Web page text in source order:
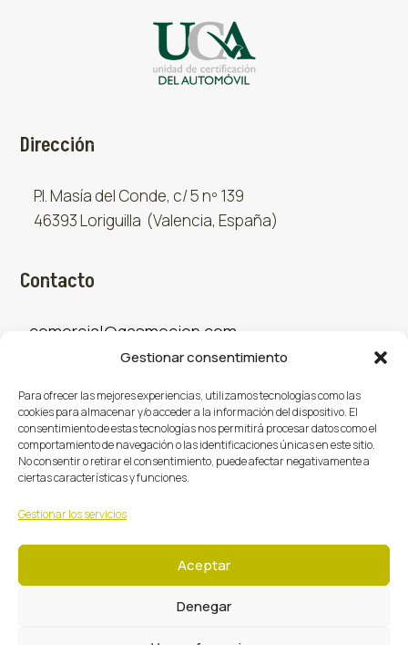
Gestionar consentimiento
Para ofrecer las mejores experiencias, utilizamos tecnologías como las
cookies para almacenar y/o acceder a la información del dispositivo. El
consentimiento de estas tecnologías nos permitirá procesar datos como el
comportamiento de navegación o las identificaciones únicas en este sitio.
No consentir o retirar el consentimiento, puede afectar negativamente a
ciertas características y funciones.
Gestionar los servicios
Aceptar
Denegar
Dirección
P.I. Masía del Conde, c/ 5 nº 139
46393 Loriguilla (Valencia, España)
Contacto
comercial@gasmocion.com
Sociales
Gasmoción 2026 © Todos los derechos reservados.